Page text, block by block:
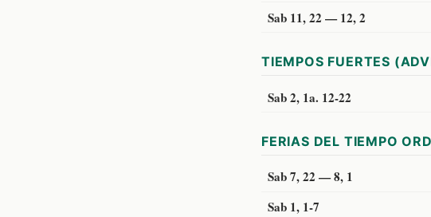
Sab 11, 22 — 12, 2
TIEMPOS FUERTES
Sab 2, 1a. 12-22
FERIAS DEL TIEMPO
Sab 7, 22 — 8, 1
Sab 1, 1-7